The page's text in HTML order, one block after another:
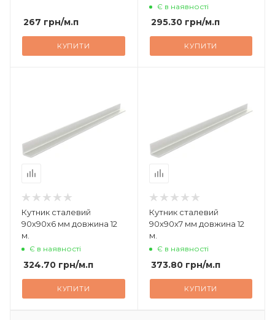
267 грн/м.п
КУПИТИ
Є в наявності
295.30грн/м.п
КУПИТИ
Кутник сталевий
90х90х6 мм довжина 12
м.
Є в наявності
324.70 грн/м.п
КУПИТИ
Кутник сталевий
90х90х7 мм довжина 12
м.
Є в наявності
373.80грн/м.п
КУПИТИ